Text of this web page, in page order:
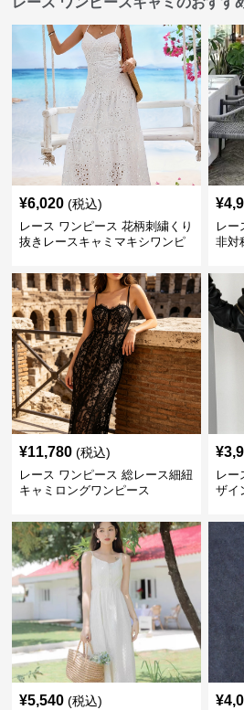
¥6,020 (税込)
レース ワンピース 花柄刺繍くり
抜きレースキャミマキシワンピ
¥
レー
非対
¥11,780 (税込)
レース ワンピース 総レース細紐
キャミロングワンピース
¥
レー
ザイ
¥5,540 (税込) ¥